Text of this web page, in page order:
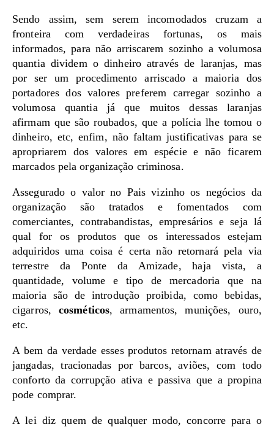
Sendo assim, sem serem incomodados cruzam a
fronteira com verdadeiras fortunas, os mais
informados, para não arriscarem sozinho a volumosa
quantia dividem o dinheiro através de laranjas, mas
por ser um procedimento arriscado a maioria dos
portadores dos valores preferem carregar sozinho a
volumosa quantia já que muitos dessas laranjas
afirmam que são roubados, que a polícia lhe tomou o
dinheiro, etc, enfim, não faltam justificativas para se
apropriarem dos valores em espécie e não ficarem
marcados pela organização criminosa.
Assegurado o valor no Pais vizinho os negócios da
organização são tratados e fomentados com
comerciantes, contrabandistas, empresários e seja lá
qual for os produtos que os interessados estejam
adquiridos uma coisa é certa não retornará pela via
terrestre da Ponte da Amizade, haja vista, a
quantidade, volume e tipo de mercadoria que na
maioria são de introdução proibida, como bebidas,
cigarros,cosméticos, armamentos, munições, ouro,
etc.
A bem da verdade esses produtos retornam através de
jangadas, tracionadas por barcos, aviões, com todo
conforto da corrupção ativa e passiva que a propina
pode comprar.
A lei diz quem de qualquer modo, concorre para o